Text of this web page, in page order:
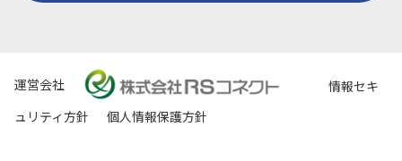
運営会社
情報セキ
ュリティ方針
個人情報保護方針